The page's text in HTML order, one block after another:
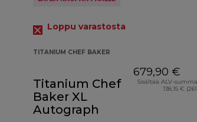
Loppu varastosta
TITANIUM CHEF BAKER
Titanium Chef
Baker XL
Autograph
679,90 €
Sisältää ALV-
138,15 €